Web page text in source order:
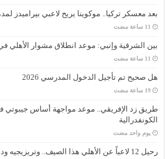
بعد معسكر تركيا.. موكوينا يريح لاعبي بيراميدز لمدة 4
بين الشرقية وإنبي: موعد انطلاق مشوار الأهلي في
هل صحيح تم تأجيل الدخول المدرسي 2026
‏19 ساعة مضت
طريق زد الإفريقي.. موعد مواجهة أساس
الكونفدرالية
‏يوم واحد مضت
رحيل 12 لاعباً عن الأهلي هذا الصيف.. وتريزيجيه وديانج وبن رمضان في المقدمة